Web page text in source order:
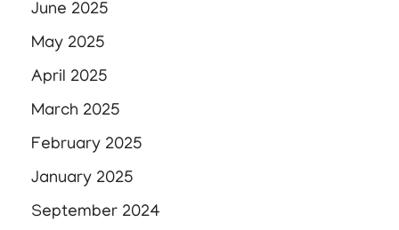
June 2025
May 2025
April 2025
March 2025
February 2025
January 2025
September 2024